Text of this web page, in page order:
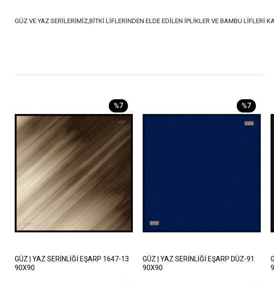
GÜZ VE YAZ SERİLERİMİZ,BİTKİ LİFLERİNDEN ELDE EDİLEN İPLİKLER VE BAMBU LİFLERİ
%7
GÜZ | YAZ SERİNLİĞİ EŞARP 1647-13
90X90
%7
GÜZ | YAZ SERİNLİĞİ EŞARP DÜZ-91
90X90